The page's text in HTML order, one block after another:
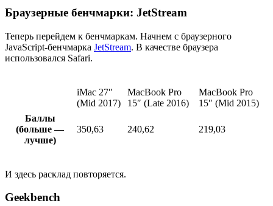
Браузерные бенчмарки: JetStream
Теперь перейдем к бенчмаркам. Начнем с браузерного
JavaScript-бенчмарка JetStream. В качестве браузера
использовался Safari.
iMac 27″
(Mid 2017)
MacBook Pro
15″ (Late 2016)
MacBook Pro
15″ (Mid 2015)
Баллы
(больше —
лучше)
350,63 240,62 219,03
И здесь расклад повторяется.
Geekbench